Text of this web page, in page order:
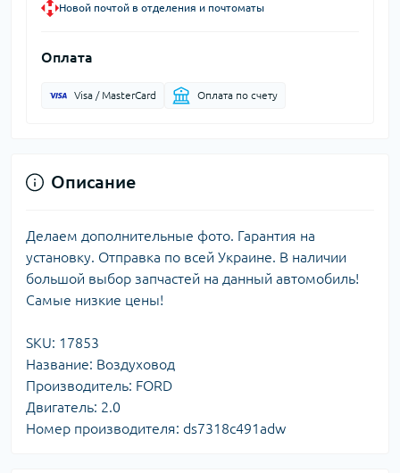
Новой почтой в отделения и почтоматы
Оплата
Visa / MasterCard Оплата по счету
Описание
Делаем дополнительные фото. Гарантия на
установку. Отправка по всей Украине. В наличии
большой выбор запчастей на данный автомобиль!
Самые низкие цены!
SKU: 17853
Название: Воздуховод
Производитель: FORD
Двигатель: 2.0
Номер производителя: ds7318c491adw